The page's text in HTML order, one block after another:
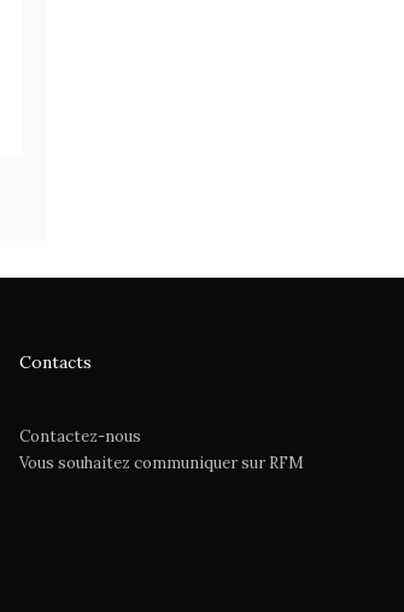
Contacts
Contactez-nous
Vous souhaitez communiquer sur RFM